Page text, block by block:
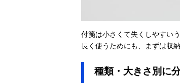
付箋は小さくて失くしやすい
長く使うためにも、まずは収
種類・大きさ別に